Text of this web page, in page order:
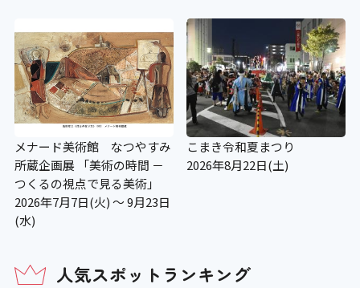
×
授乳コーナー
〇
補助犬の入場可
メナード美術館 なつやすみ
所蔵企画展 「美術の時間 －
つくるの視点で見る美術」
2026年7月7日(火) ～ 9月23日
(水)
こまき令和夏まつり
2026年8月22日(土)
人気スポットランキング